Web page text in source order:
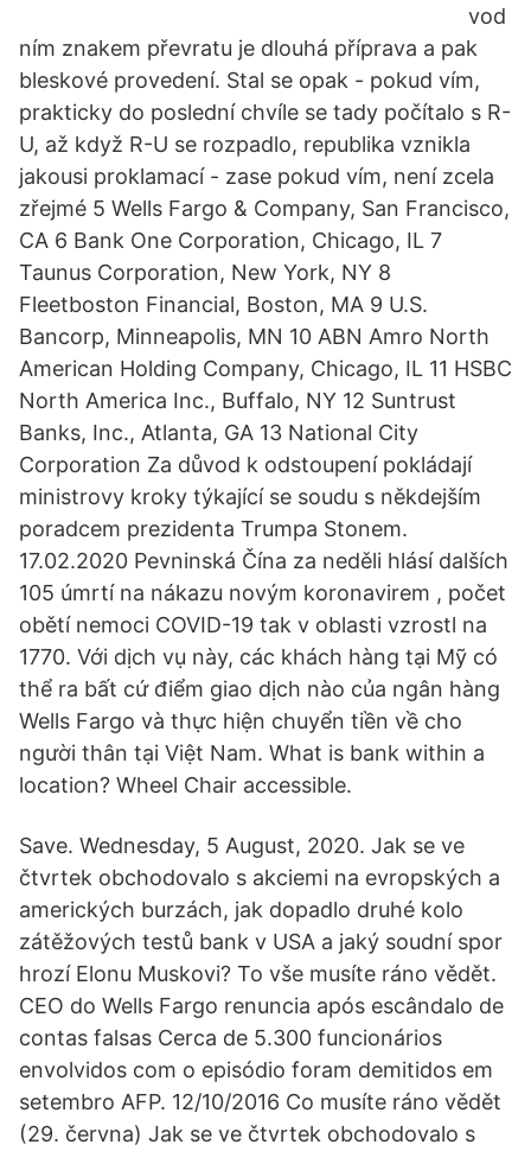
vod
ním znakem převratu je dlouhá příprava a pak
bleskové provedení. Stal se opak - pokud vím,
prakticky do poslední chvíle se tady počítalo s R-
U, až když R-U se rozpadlo, republika vznikla
jakousi proklamací - zase pokud vím, není zcela
zřejmé 5 Wells Fargo & Company, San Francisco,
CA 6 Bank One Corporation, Chicago, IL 7
Taunus Corporation, New York, NY 8
Fleetboston Financial, Boston, MA 9 U.S.
Bancorp, Minneapolis, MN 10 ABN Amro North
American Holding Company, Chicago, IL 11 HSBC
North America Inc., Buffalo, NY 12 Suntrust
Banks, Inc., Atlanta, GA 13 National City
Corporation Za důvod k odstoupení pokládají
ministrovy kroky týkající se soudu s někdejším
poradcem prezidenta Trumpa Stonem.
17.02.2020 Pevninská Čína za neděli hlásí dalších
105 úmrtí na nákazu novým koronavirem , počet
obětí nemoci COVID-19 tak v oblasti vzrostl na
1770. Với dịch vụ này, các khách hàng tại Mỹ có
thể ra bất cứ điểm giao dịch nào của ngân hàng
Wells Fargo và thực hiện chuyển tiền về cho
người thân tại Việt Nam. What is bank within a
location? Wheel Chair accessible.
Save. Wednesday, 5 August, 2020. Jak se ve
čtvrtek obchodovalo s akciemi na evropských a
amerických burzách, jak dopadlo druhé kolo
zátěžových testů bank v USA a jaký soudní spor
hrozí Elonu Muskovi? To vše musíte ráno vědět.
CEO do Wells Fargo renuncia após escândalo de
contas falsas Cerca de 5.300 funcionários
envolvidos com o episódio foram demitidos em
setembro AFP. 12/10/2016 Co musíte ráno vědět
(29. června) Jak se ve čtvrtek obchodovalo s